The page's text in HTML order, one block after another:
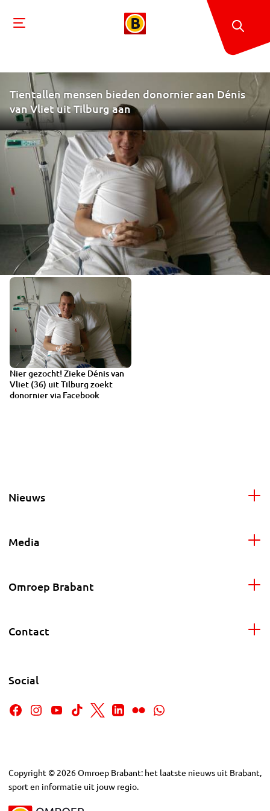
Tientallen mensen bieden donornier aan Dénis
van Vliet uit Tilburg aan
Nier gezocht! Zieke Dénis van
Vliet (36) uit Tilburg zoekt
donornier via Facebook
1:34
Nieuws
Media
Omroep Brabant
Contact
Social
Copyright © 2026Omroep Brabant: het laatste nieuws uit Brabant,
sport en informatie uit jouw regio.